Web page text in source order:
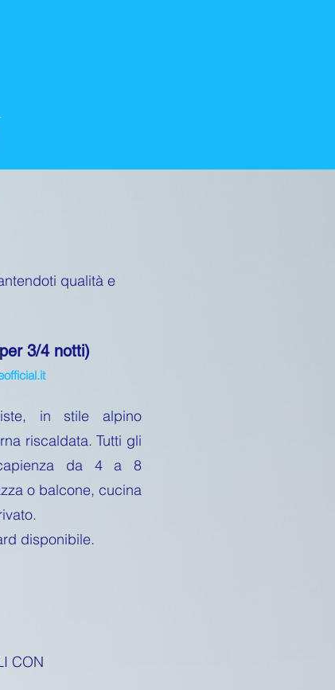
qualità e
3/4 notti)
in stile alpino
riscaldata. Tutti gli
da 4 a 8
o balcone, cucina
disponibile.
CON